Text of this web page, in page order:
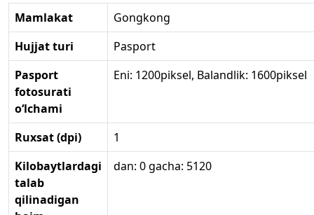
Mamlakat
Gongkong
Hujjat turi
Pasport
Pasport
fotosurati
o‘lchami
Eni: 1200piksel, Balandlik: 1600piksel
Ruxsat (dpi)
1
Kilobaytlardagi
talab
qilinadigan
dan: 0 gacha: 5120